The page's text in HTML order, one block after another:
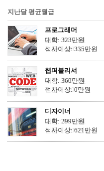
지난달 평균월급
프로그래머
대학: 323만원
석사이상: 335만원
웹퍼블리셔
대학: 360만원
석사이상: 0만원
디자이너
대학: 299만원
석사이상: 621만원